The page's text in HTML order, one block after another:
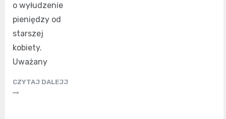
o wyłudzenie
pieniędzy od
starszej
kobiety.
Uważany
CZYTAJ DALEJJ